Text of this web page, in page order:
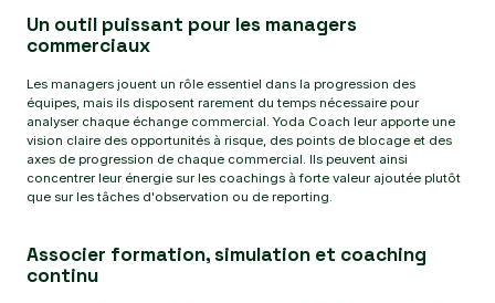
Un outil puissant pour les managers
commerciaux
Les managers jouent un rôle essentiel dans la progression des
équipes, mais ils disposent rarement du temps nécessaire pour
analyser chaque échange commercial. Yoda Coach leur apporte une
vision claire des opportunités à risque, des points de blocage et des
axes de progression de chaque commercial. Ils peuvent ainsi
concentrer leur énergie sur les coachings à forte valeur ajoutée plutôt
que sur les tâches d'observation ou de reporting.
Associer formation, simulation et coaching
continu